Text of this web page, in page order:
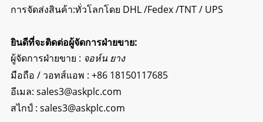
การจัดส่งสินค้า:ทั่วโลกโดย DHL /Fedex /TNT / UPS
ยินดีที่จะติดต่อผู้จัดการฝ่ายขาย:
ผู้จัดการฝ่ายขาย : จอห์น ยาง
มือถือ / วอทส์แอพ : +86 18150117685
อีเมล: sales3@askplc.com
สไกป์ : sales3@askplc.com